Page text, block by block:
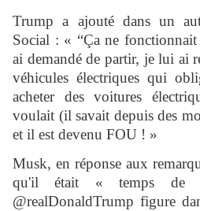
Trump a ajouté dans un
Social : « “Ça ne
ai demandé de partir, je lui ai
véhicules électriques qui
acheter des voitures
voulait (il savait depuis des
et il est devenu FOU ! »
Musk, en réponse aux
qu'il était « temps de
@realDonaldTrump figure